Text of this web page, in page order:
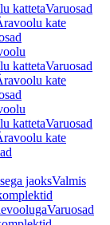
kattetaVaruosad
kate
kattetaVaruosad
kate
kattetaVaruosad
kate
jaoksValmis
Varuosad